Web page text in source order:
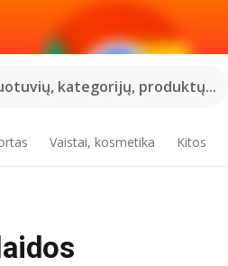
kategorijų, produktų...
Vaistai, kosmetika Kitos